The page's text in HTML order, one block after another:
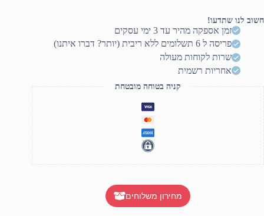
חשוב לנו שתדעו!
זמן אספקה מהיר עד 3 ימי עסקים
פריסה ל 6 תשלומים ללא ריבית (יותר? דברו איתנו)
שרות לקוחות מעולה
אחריות רשמית
קניה בטוחה מובטחת
מחירון משלוחים